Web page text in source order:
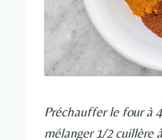
Préchauffer le four à
mélanger 1/2 cuillère